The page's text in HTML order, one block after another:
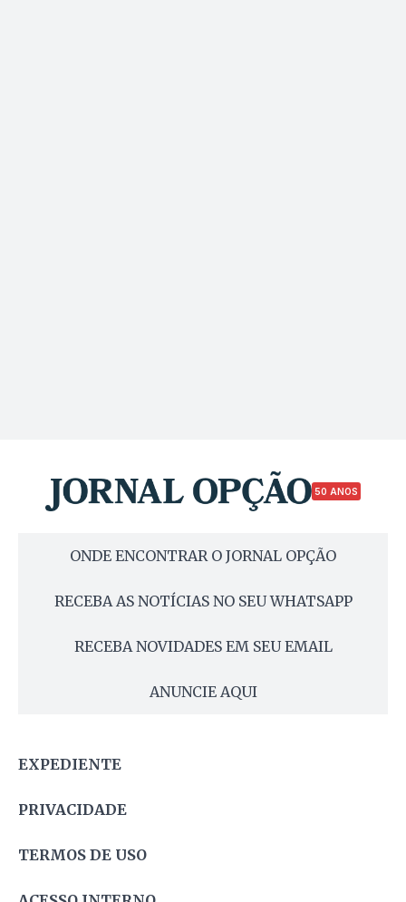
50 ANOS
ONDE ENCONTRAR O JORNAL OPÇÃO
RECEBA AS NOTÍCIAS NO SEU WHATSAPP
RECEBA NOVIDADES EM SEU EMAIL
ANUNCIE AQUI
EXPEDIENTE
PRIVACIDADE
TERMOS DE USO